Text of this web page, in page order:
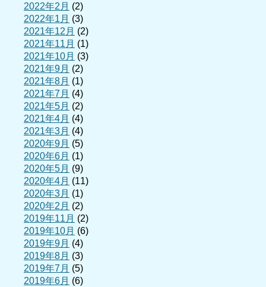
2022年2月 (2)
2022年1月 (3)
2021年12月 (2)
2021年11月 (1)
2021年10月 (3)
2021年9月 (2)
2021年8月 (1)
2021年7月 (4)
2021年5月 (2)
2021年4月 (4)
2021年3月 (4)
2020年9月 (5)
2020年6月 (1)
2020年5月 (9)
2020年4月 (11)
2020年3月 (1)
2020年2月 (2)
2019年11月 (2)
2019年10月 (6)
2019年9月 (4)
2019年8月 (3)
2019年7月 (5)
2019年6月 (6)